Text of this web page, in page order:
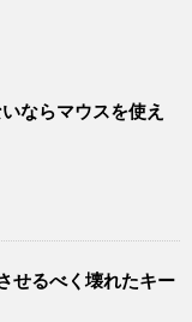
ならマウスを使え
せるべく壊れたキー